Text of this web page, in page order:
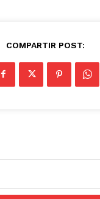
COMPARTIR POST: